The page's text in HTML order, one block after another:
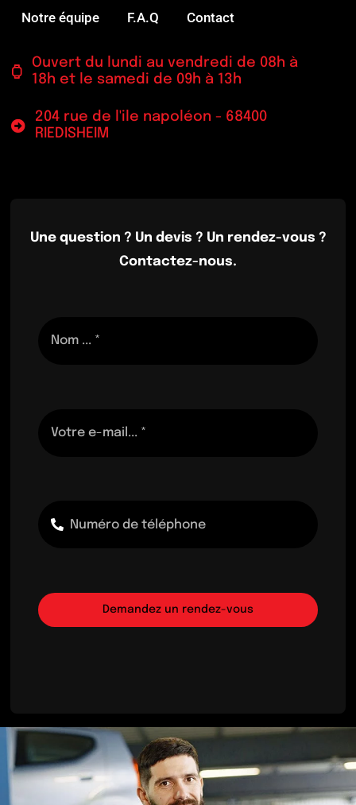
Notre équipe F.A.Q Contact
Ouvert du lundi au vendredi de 08h à
18h et le samedi de 09h à 13h
204 rue de l'ile napoléon - 68400
RIEDISHEIM
Une question ? Un devis ? Un rendez-vous ?
Contactez-nous.
Demandez un rendez-vous